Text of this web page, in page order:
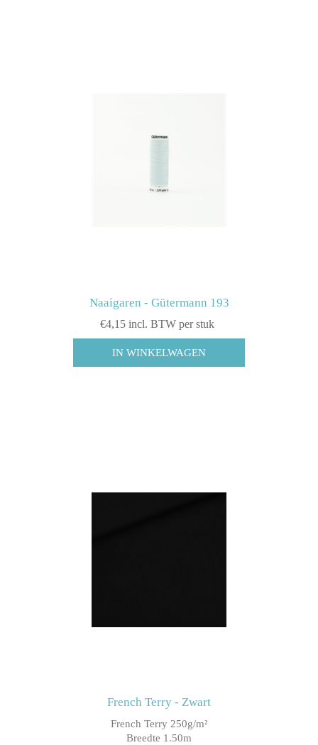
Naaigaren - Gütermann 193
€4,15 incl. BTW per stuk
French Terry - Zwart
French Terry 250g/m²
Breedte 1.50m